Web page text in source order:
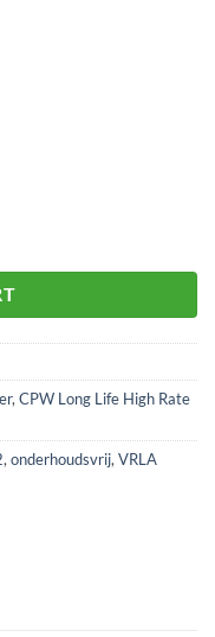
, CPW Long Life High Rate
, onderhoudsvrij, VRLA